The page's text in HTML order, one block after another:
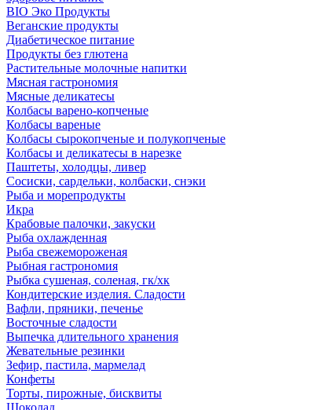
BIO Эко Продукты
Веганские продукты
Диабетическое питание
Продукты без глютена
Растительные молочные напитки
Мясная гастрономия
Мясные деликатесы
Колбасы варено-копченые
Колбасы вареные
Колбасы сырокопченые и полукопченые
Колбасы и деликатесы в нарезке
Паштеты, холодцы, ливер
Сосиски, сардельки, колбаски, снэки
Рыба и морепродукты
Икра
Крабовые палочки, закуски
Рыба охлажденная
Рыба свежемороженая
Рыбная гастрономия
Рыбка сушеная, соленая, гк/хк
Кондитерские изделия. Сладости
Вафли, пряники, печенье
Восточные сладости
Выпечка длительного хранения
Жевательные резинки
Зефир, пастила, мармелад
Конфеты
Торты, пирожные, бисквиты
Шоколад